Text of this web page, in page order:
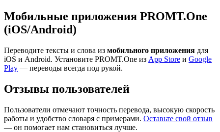
Мобильные приложения PROMT.One
(iOS/Android)
Переводите тексты и слова из мобильного приложения для
iOS и Android. Установите PROMT.One из App Store и Google
Play — переводы всегда под рукой.
Отзывы пользователей
Пользователи отмечают точность перевода, высокую скорость
работы и удобство словаря с примерами. Оставьте свой отзыв
— он помогает нам становиться лучше.